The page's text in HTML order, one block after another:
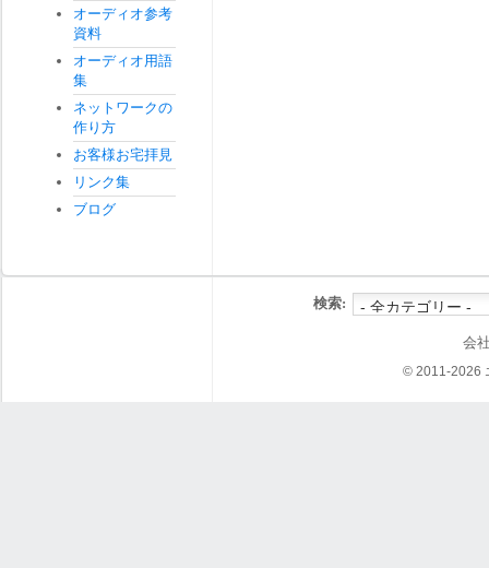
オーディオ参考
資料
オーディオ用語
集
ネットワークの
作り方
お客様お宅拝見
リンク集
ブログ
検索:
会
© 2011-2026